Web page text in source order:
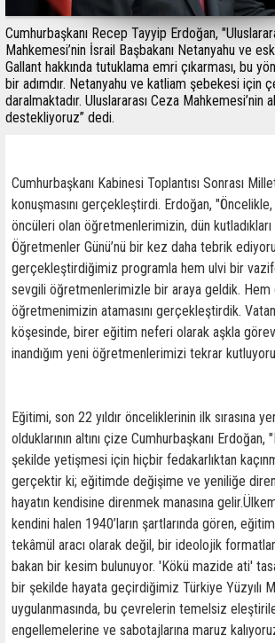
Cumhurbaşkanı Recep Tayyip Erdoğan,
Mahkemesi’nin İsrail Başbakanı Netanyahu ve
Gallant hakkında tutuklama emri çıkarması, bu
bir adımdır. Netanyahu ve katliam şebekesi için
daralmaktadır. Uluslararası Ceza Mahkemesi’nin
destekliyoruz” dedi.
Cumhurbaşkanı Kabinesi Toplantısı Sonrası
konuşmasını gerçekleştirdi. Erdoğan, "Öncelikle,
öncüleri olan öğretmenlerimizin, dün kutladıkları
Öğretmenler Günü’nü bir kez daha tebrik
gerçekleştirdiğimiz programla hem ulvi bir
sevgili öğretmenlerimizle bir araya geldik. Hem
öğretmenimizin atamasını gerçekleştirdik.
köşesinde, birer eğitim neferi olarak aşkla
inandığım yeni öğretmenlerimizi tekrar
Eğitimi, son 22 yıldır önceliklerinin ilk sırasına
olduklarının altını çize Cumhurbaşkanı Erdoğan,
şekilde yetişmesi için hiçbir fedakarlıktan
gerçektir ki; eğitimde değişime ve yeniliğe
hayatın kendisine direnmek manasına
kendini halen 1940’ların şartlarında gören,
tekâmül aracı olarak değil, bir ideolojik
bakan bir kesim bulunuyor. 'Kökü mazide ati'
bir şekilde hayata geçirdiğimiz Türkiye Yüzyılı
uygulanmasında, bu çevrelerin temelsiz
engellemelerine ve sabotajlarına maruz